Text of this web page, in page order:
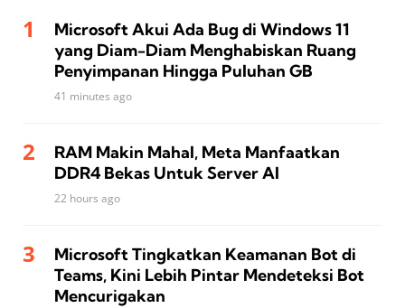
Microsoft Akui Ada Bug di Windows 11
yang Diam-Diam Menghabiskan Ruang
Penyimpanan Hingga Puluhan GB
41 minutes ago
RAM Makin Mahal, Meta Manfaatkan
DDR4 Bekas Untuk Server AI
22 hours ago
Microsoft Tingkatkan Keamanan Bot di
Teams, Kini Lebih Pintar Mendeteksi Bot
Mencurigakan